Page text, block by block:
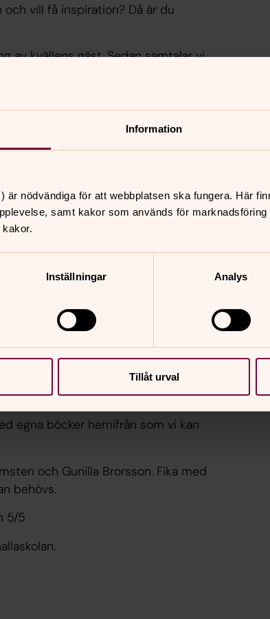
Information
är nödvändiga för att webbplatsen ska fungera. Här
samt kakor som används för
Inställningar Analys
Tillåt urval
vill få inspiration? Då är du
av kvällens gäst. Sedan samtalar vi
Kvällarna är öppna för alla och du
är välkommen de gånger det
fem fristående tillfällen bjuder vi in
berättar om dess författare.
egna böcker hemifrån som vi kan
och Gunilla Brorsson. Fika med
behövs.
5/5